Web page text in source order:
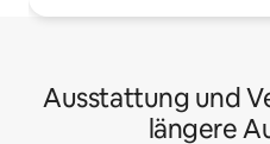
Ausstattung und
längere